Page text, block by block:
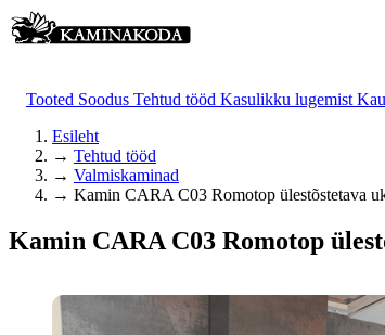
Tooted Soodus Tehtud tööd Kasulikku lugemist
Esileht
→ Tehtud tööd
→ Valmiskaminad
→ Kamin CARA C03 Romotop ülestõstetava
Kamin CARA C03 Romotop